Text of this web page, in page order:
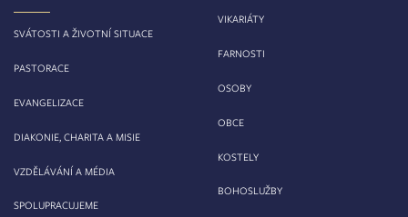
SVÁTOSTI A ŽIVOTNÍ SITUACE
PASTORACE
EVANGELIZACE
DIAKONIE, CHARITA A MISIE
VZDĚLÁVÁNÍ A MÉDIA
SPOLUPRACUJEME
VIKARIÁTY
FARNOSTI
OSOBY
OBCE
KOSTELY
BOHOSLUŽBY